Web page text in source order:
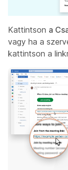
Kattintson a
vagy ha a
kattintson a